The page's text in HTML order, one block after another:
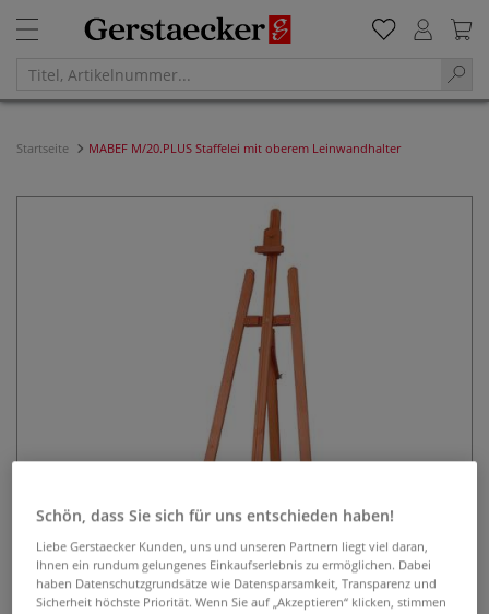
Startseite MABEF M/20.PLUS Staffelei mit oberem Leinwandhalter
Schön, dass Sie sich für uns entschieden haben!
Liebe Gerstaecker Kunden, uns und unseren Partnern liegt viel daran,
Ihnen ein rundum gelungenes Einkaufserlebnis zu ermöglichen. Dabei
haben Datenschutzgrundsätze wie Datensparsamkeit, Transparenz und
Sicherheit höchste Priorität. Wenn Sie auf „Akzeptieren“ klicken, stimmen